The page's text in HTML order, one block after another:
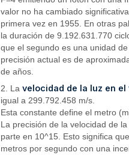
valor no ha cambiado
primera vez en 1955. En otras
la duración de 9.192.631.770
que el segundo es una unidad
precisión actual es de
de años.
2. Lavelocidad de la luz en el
igual a 299.792.458 m/s.
Esta constante define el metro
La precisión de la velocidad de
parte en 10^15. Esto significa
metros por segundo con una